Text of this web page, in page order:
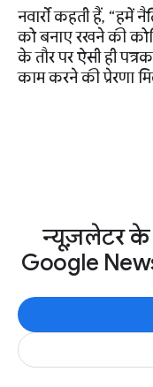
नवार्रो कहती हैं, “हमें
को बनाए रखने की
के तौर पर ऐसी ही
काम करने की प्रेरणा
न्यूज़लेटर के
Google